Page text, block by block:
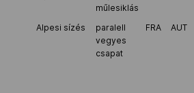
műlesiklás
Alpesi sízés
paralell
vegyes
csapat
FRA AUT